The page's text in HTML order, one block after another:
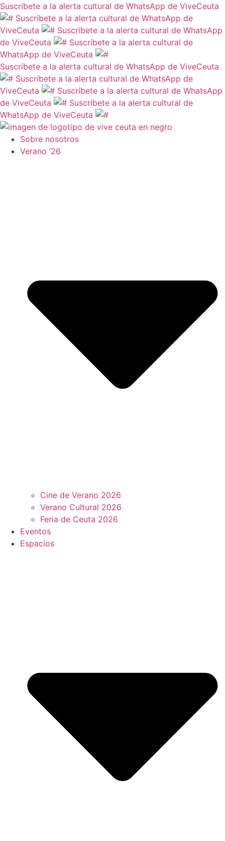
Ir
al
contenido
Suscríbete a la alerta cultural de WhatsApp de ViveCeuta
Suscríbete a la alerta cultural de WhatsApp de
ViveCeuta
Suscríbete a la alerta cultural de WhatsApp
de ViveCeuta
Suscríbete a la alerta cultural de
WhatsApp de ViveCeuta
Suscríbete a la alerta cultural de WhatsApp de ViveCeuta
Suscríbete a la alerta cultural de WhatsApp de
ViveCeuta
Suscríbete a la alerta cultural de WhatsApp
de ViveCeuta
Suscríbete a la alerta cultural de
WhatsApp de ViveCeuta
Sobre nosotros
Verano ’26
Cine de Verano 2026
Verano Cultural 2026
Feria de Ceuta 2026
Eventos
Espacios